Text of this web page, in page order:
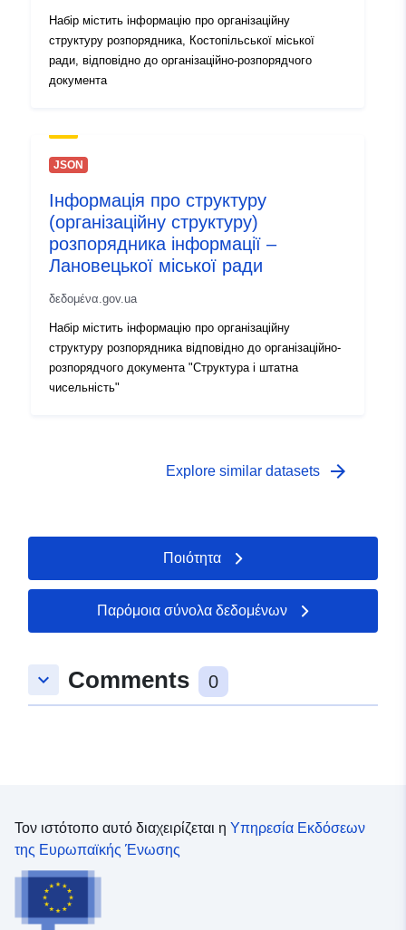
Набір містить інформацію про організаційну
структуру розпорядника, Костопільської міської
ради, відповідно до організаційно-розпорядчого
документа
JSON
Інформація про структуру
(організаційну структуру)
розпорядника інформації –
Лановецької міської ради
δεδομένα.gov.ua
Набір містить інформацію про організаційну
структуру розпорядника відповідно до організаційно-
розпорядчого документа "Структура і штатна
чисельність"
Explore similar datasets arrow_forward
Ποιότητα
Παρόμοια σύνολα δεδομένων
keyboard_arrow_down Comments 0
Τον ιστότοπο αυτό διαχειρίζεται η Υπηρεσία Εκδόσεων
της Ευρωπαϊκής Ένωσης